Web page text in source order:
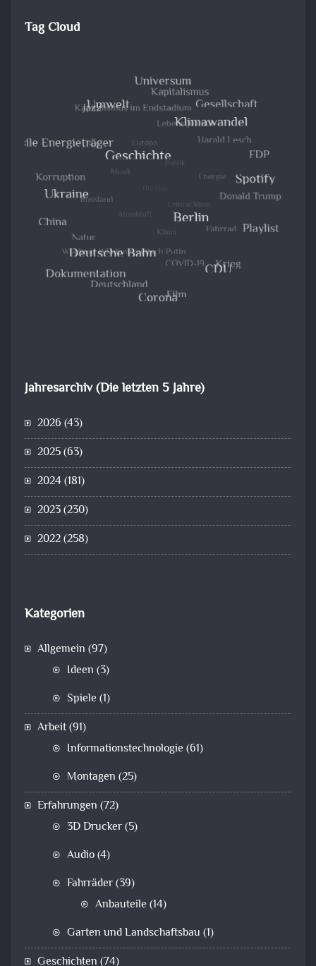
Tag Cloud
Jahresarchiv (Die letzten 5 Jahre)
2026 (43)
2025(63)
2024(181)
2023(230)
2022(258)
Kategorien
Allgemein (97)
Ideen (3)
Spiele (1)
Arbeit(91)
Informationstechnologie (61)
Montagen (25)
Erfahrungen (72)
3D Drucker(5)
Audio(4)
Fahrräder(39)
Anbauteile (14)
Garten und Landschaftsbau (1)
Geschichten (74)